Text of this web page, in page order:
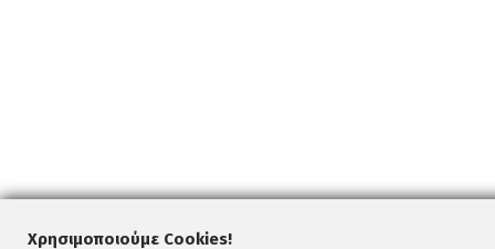
Χρησιμοποιούμε Cookies!